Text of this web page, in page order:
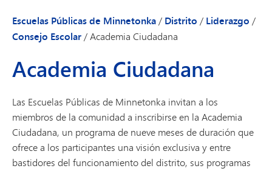
Escuelas Públicas de Minnetonka/ Distrito / Liderazgo /
Consejo Escolar/Academia Ciudadana
Academia Ciudadana
Las Escuelas Públicas de Minnetonka invitan a los
miembros de la comunidad a inscribirse en la Academia
Ciudadana, un programa de nueve meses de duración que
ofrece a los participantes una visión exclusiva y entre
bastidores del funcionamiento del distrito, sus programas